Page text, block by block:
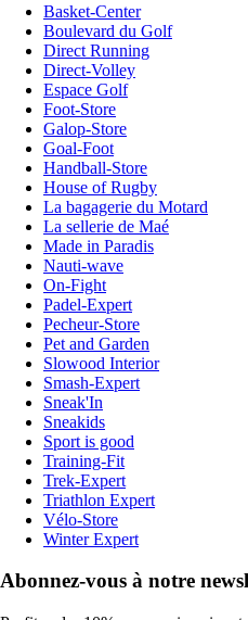
Basket-Center
Boulevard du Golf
Direct Running
Direct-Volley
Espace Golf
Foot-Store
Galop-Store
Goal-Foot
Handball-Store
House of Rugby
La bagagerie du Motard
La sellerie de Maé
Made in Paradis
Nauti-wave
On-Fight
Padel-Expert
Pecheur-Store
Pet and Garden
Slowood Interior
Smash-Expert
Sneak'In
Sneakids
Sport is good
Training-Fit
Trek-Expert
Triathlon Expert
Vélo-Store
Winter Expert
Abonnez-vous à notre